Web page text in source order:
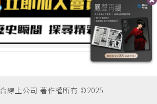
線上公司 著作權所有 ©2025